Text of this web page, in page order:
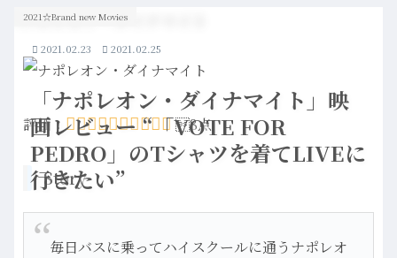
「ナポレオン・ダイナマイト」映
画レビュー “「VOTE FOR
PEDRO」のTシャツを着てLIVEに
行きたい”
2021☆Brand new Movies
2021.02.23 2021.02.25
評価： 8点
Story
毎日バスに乗ってハイスクールに通うナポレオ